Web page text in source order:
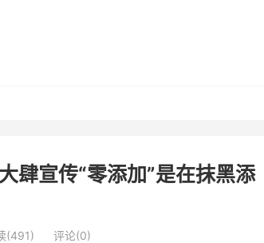
肆宣传“零添加”是在抹黑添
(491) 评论(0)